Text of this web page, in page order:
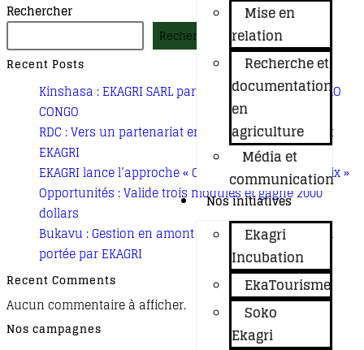
Mise en
relation
Recherche et
documentation
en
agriculture
Média et
communication
Nos initiatives
Ekagri
Incubation
EkaTourisme
Soko
Ekagri
Rechercher
Rechercher
Recent Posts
Kinshasa : EKAGRI SARL participe au programme PRO
CONGO
RDC : Vers un partenariat entre ATD Quart Monde et
EKAGRI
EKAGRI lance l’approche « Champs-Écoles de la Paix »
Opportunités : Valide trois modules et gagne 2000
dollars
Bukavu : Gestion en amont des déchets, la solution
portée par EKAGRI
Recent Comments
Aucun commentaire à afficher.
Nos campagnes